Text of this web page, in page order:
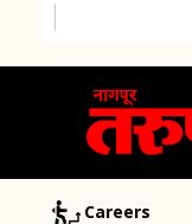
Careers